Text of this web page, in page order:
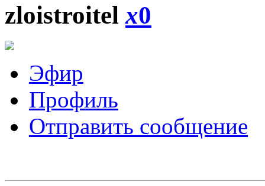
zloistroitelx0
Эфир
Профиль
Отправить сообщение